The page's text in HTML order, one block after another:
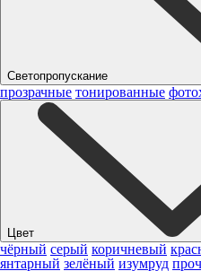
Светопропускание
прозрачные тонированные
Цвет
чёрный серый коричневый
янтарный зелёный изумруд